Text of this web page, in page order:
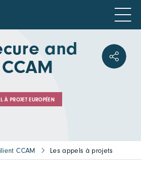
and
À PROJET EUROPÉEN
CCAM Les appels à projets